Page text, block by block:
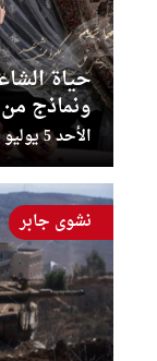
حياة
ونماذج من
الأحد 5 يوليو 2026 - 12:38:21
نشوى جابر